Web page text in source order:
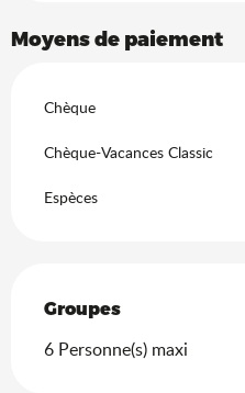
Moyens de paiement
Chèque
Chèque-Vacances Classic
Espèces
Groupes
Groupes
6 Personne(s) maxi